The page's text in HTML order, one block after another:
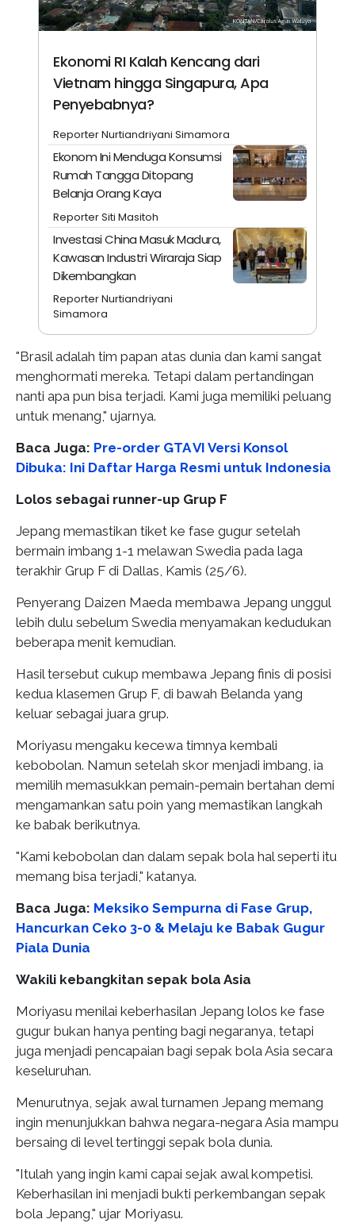
Ekonomi RI Kalah Kencang dari
Vietnam hingga Singapura, Apa
Penyebabnya?
Reporter Nurtiandriyani Simamora
Ekonom Ini Menduga Konsumsi
Rumah Tangga Ditopang
Belanja Orang Kaya
Reporter Siti Masitoh
Investasi China Masuk Madura,
Kawasan Industri Wiraraja Siap
Dikembangkan
Reporter Nurtiandriyani
Simamora
"Brasil adalah tim papan atas dunia dan kami sangat
menghormati mereka. Tetapi dalam pertandingan
nanti apa pun bisa terjadi. Kami juga memiliki peluang
untuk menang," ujarnya.
Baca Juga: Pre-order GTA VI Versi Konsol
Dibuka: Ini Daftar Harga Resmi untuk Indonesia
Lolos sebagai runner-up Grup F
Jepang memastikan tiket ke fase gugur setelah
bermain imbang 1-1 melawan Swedia pada laga
terakhir Grup F di Dallas, Kamis (25/6).
Penyerang Daizen Maeda membawa Jepang unggul
lebih dulu sebelum Swedia menyamakan kedudukan
beberapa menit kemudian.
Hasil tersebut cukup membawa Jepang finis di posisi
kedua klasemen Grup F, di bawah Belanda yang
keluar sebagai juara grup.
Moriyasu mengaku kecewa timnya kembali
kebobolan. Namun setelah skor menjadi imbang, ia
memilih memasukkan pemain-pemain bertahan demi
mengamankan satu poin yang memastikan langkah
ke babak berikutnya.
"Kami kebobolan dan dalam sepak bola hal seperti itu
memang bisa terjadi," katanya.
Baca Juga: Meksiko Sempurna di Fase Grup,
Hancurkan Ceko 3-0 & Melaju ke Babak Gugur
Piala Dunia
Wakili kebangkitan sepak bola Asia
Moriyasu menilai keberhasilan Jepang lolos ke fase
gugur bukan hanya penting bagi negaranya, tetapi
juga menjadi pencapaian bagi sepak bola Asia secara
keseluruhan.
Menurutnya, sejak awal turnamen Jepang memang
ingin menunjukkan bahwa negara-negara Asia mampu
bersaing di level tertinggi sepak bola dunia.
"Itulah yang ingin kami capai sejak awal kompetisi.
Keberhasilan ini menjadi bukti perkembangan sepak
bola Jepang," ujar Moriyasu.